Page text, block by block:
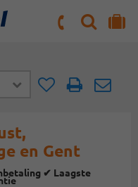
ZOEKENNAAR 'MIJN REIS' OMGEVING
Doorsturen
en Gent
✔ Laagste